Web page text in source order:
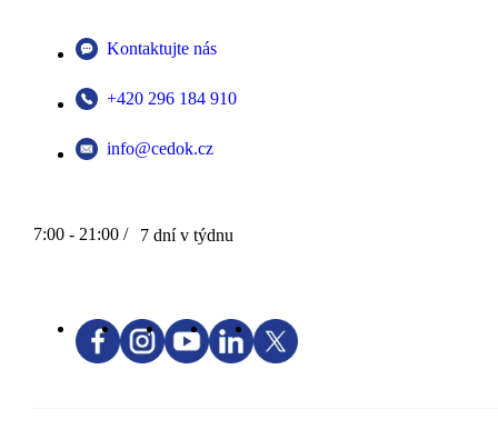
Kontaktujte nás
+420 296 184 910
info@cedok.cz
7:00 - 21:00 / 7 dní v týdnu